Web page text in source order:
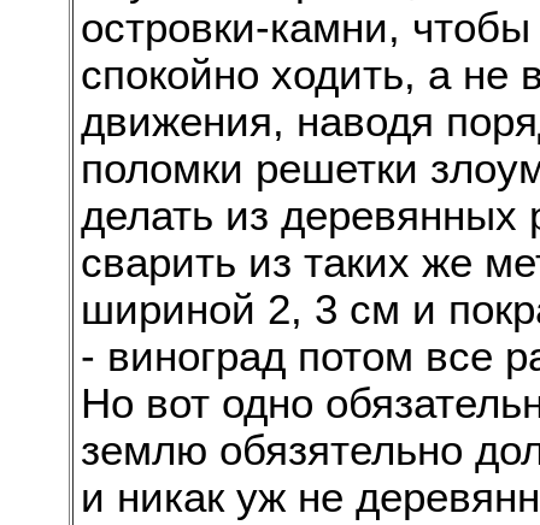
островки-камни,
спокойно ходить, а не
движения, наводя
поломки решетки
делать из деревянных
сварить из таких же
шириной 2, 3 см и
- виноград потом все
Но вот одно
землю обязятельно
и никак уж не